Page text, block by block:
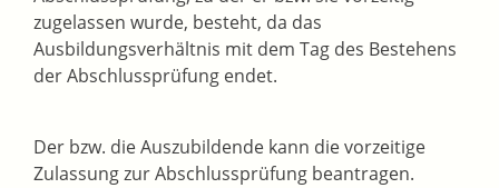
zugelassen wurde, besteht, da das
Ausbildungsverhältnis mit dem Tag des Bestehens
der Abschlussprüfung endet.
Der bzw. die Auszubildende kann die vorzeitige
Zulassung zur Abschlussprüfung beantragen.